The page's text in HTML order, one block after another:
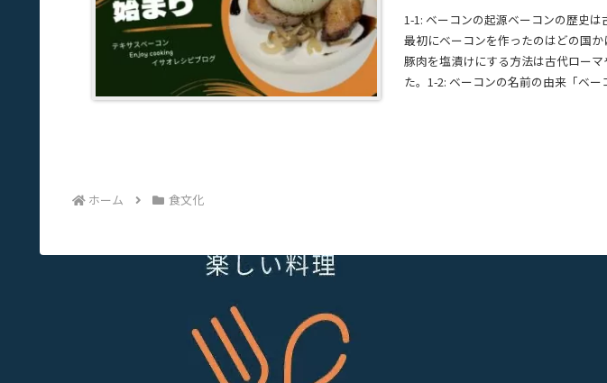
1-1: ベーコンの起源ベーコンの歴史は
最初にベーコンを作ったのはどの国か
豚肉を塩漬けにする方法は古代ロー
た。1-2: ベーコンの名前の由来「ベー
ホーム 食文化